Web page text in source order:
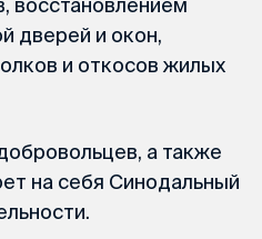
восстановлением
дверей и окон,
и откосов жилых
а также
на себя Синодальный